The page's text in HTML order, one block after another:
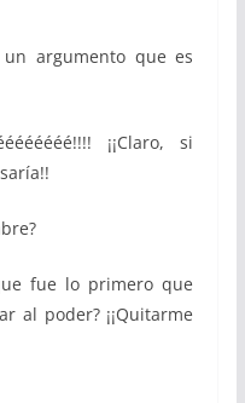
un argumento que es
¡¡Claro, si
fue lo primero que
al poder? ¡¡Quitarme